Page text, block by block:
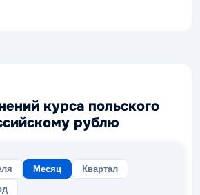
курса польского
рублю
Месяц
Квартал